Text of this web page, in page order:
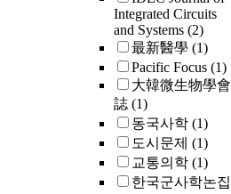
Integrated Circuits
and Systems (2)
最新醫學 (1)
Pacific Focus (1)
大韓微生物學會
誌 (1)
동국사학 (1)
도시문제 (1)
교통의학 (1)
한국군사학논집